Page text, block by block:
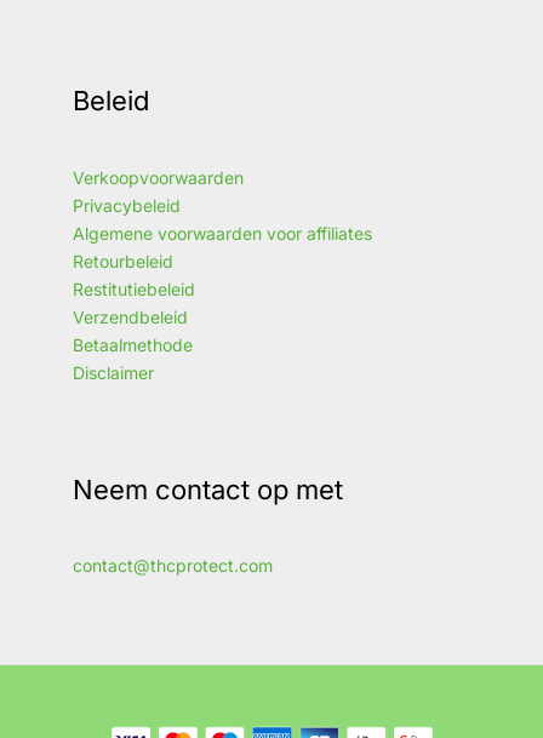
Beleid
Verkoopvoorwaarden
Privacybeleid
Algemene voorwaarden voor affiliates
Retourbeleid
Restitutiebeleid
Verzendbeleid
Betaalmethode
Disclaimer
Neem contact op met
contact@thcprotect.com